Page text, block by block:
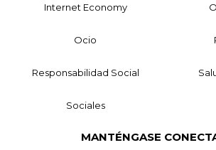
Internet Economy
Ocio
Responsabilidad Social
Sociales
MANTÉNGASE